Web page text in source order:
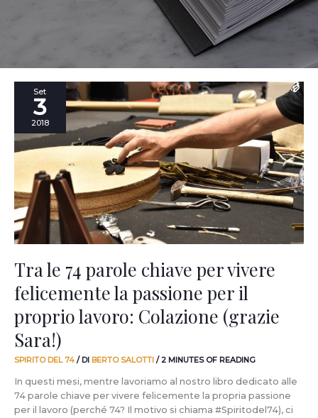
Set
3
2018
Tra le 74 parole chiave per vivere
felicemente la passione per il
proprio lavoro: Colazione (grazie
Sara!)
SPIRITO DEL 74 / DI BERTO SALOTTI /2 MINUTES OF READING
In questi mesi, mentre lavoriamo al nostro libro dedicato alle
74 parole chiave per vivere felicemente la propria passione
per il lavoro (perché 74? Il motivo si chiama #Spiritodel74), ci
chiave
vivere
felicemente
la
passione
per
il
lavoro:
Colazione
(grazie
Sara!)